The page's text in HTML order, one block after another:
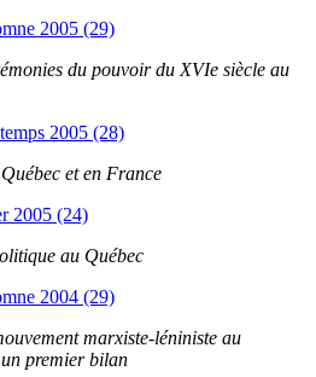
2005 (29)
du pouvoir du XVIe siècle au
2005 (28)
et en France
2005 (24)
au Québec
2004 (29)
marxiste-léniniste au
premier bilan